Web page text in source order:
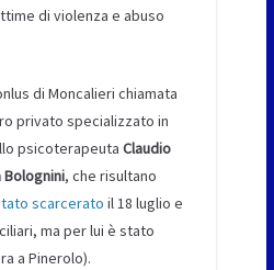
di violenza e abuso
di Moncalieri chiamata
privato specializzato in
psicoterapeuta Claudio
Bolognini, che risultano
scarcerato il 18 luglio e
ma per lui è stato
a Pinerolo).